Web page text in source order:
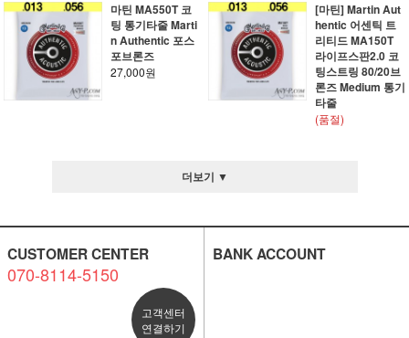
마틴 MA550T 코
팅 통기타줄 Marti
n Authentic 포스
포브론즈
27,000원
[마틴] Martin Aut
hentic 어센틱 트
리티드 MA150T
라이프스판2.0 코
팅스트링 80/20브
론즈 Medium 통기
타줄
(품절)
더보기 ▼
CUSTOMER CENTER
070-8114-5150
고객센터
연결하기
BANK ACCOUNT